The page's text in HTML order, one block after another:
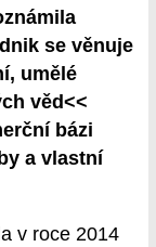
se věnuje
umělé
věd<<
bázi
a vlastní
v roce 2014